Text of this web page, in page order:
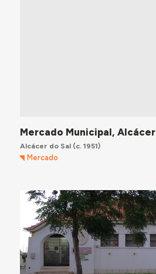
Mercado Municipal,
Alcácer do Sal(c. 1951)
Mercado